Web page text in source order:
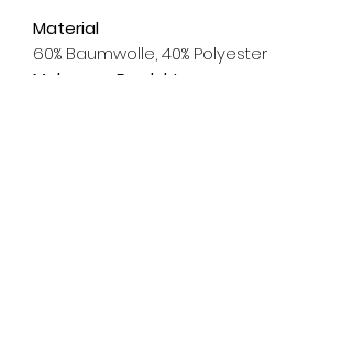
Material
60% Baumwolle, 40% Polyester
Mehr zum Produkt